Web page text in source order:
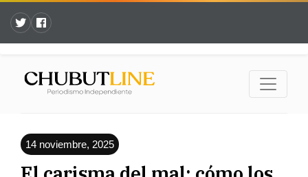
14 noviembre, 2025